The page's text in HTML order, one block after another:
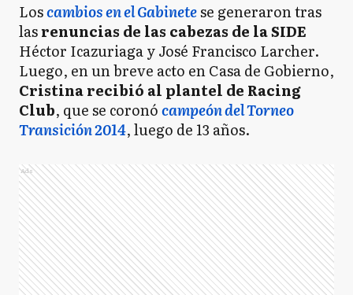
Loscambios en el Gabinetese generaron tras
lasrenuncias de las cabezas de la SIDE
Héctor Icazuriaga y José Francisco Larcher.
Luego, en un breve acto en Casa de Gobierno,
Cristina recibió al plantel de Racing
Club, que se coronócampeón del Torneo
Transición 2014, luego de 13 años.
Ads